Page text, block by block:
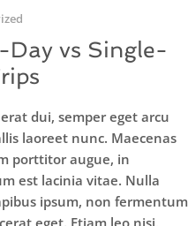
Day vs Single-
dui, semper eget arcu
laoreet nunc. Maecenas
porttitor augue, in
est lacinia vitae. Nulla
ipsum, non fermentum
eget. Etiam leo nisi,